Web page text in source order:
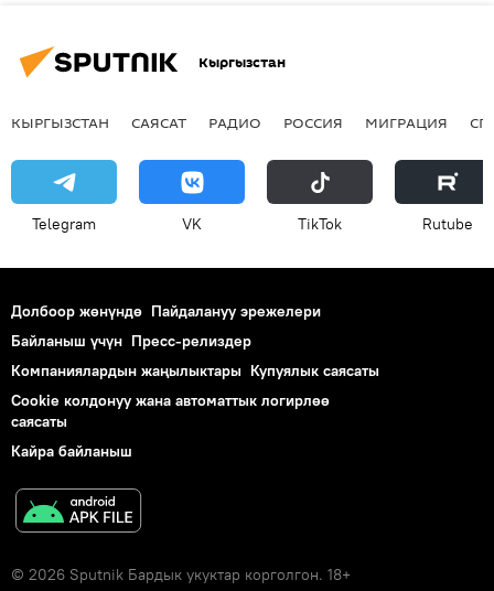
Кыргызстан
КЫРГЫЗСТАН САЯСАТ РАДИО РОССИЯ МИГРАЦИЯ
Telegram VK ТikТоk Rutube
Долбоор жөнүндө Пайдалануу эрежелери
Байланыш үчүн Пресс-релиздер
Компаниялардын жаңылыктары Купуялык саясаты
Cookie колдонуу жана автоматтык логирлөө
саясаты
Кайра байланыш
© 2026 Sputnik Бардык укуктар корголгон. 18+